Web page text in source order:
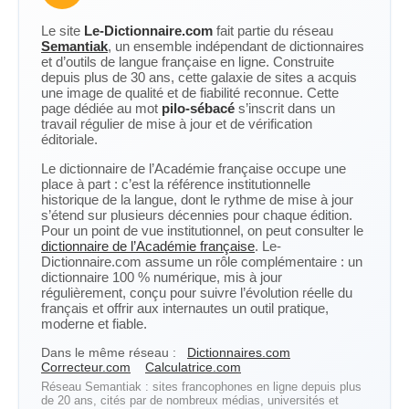
Le site Le-Dictionnaire.com fait partie du réseau
Semantiak, un ensemble indépendant de dictionnaires
et d’outils de langue française en ligne. Construite
depuis plus de 30 ans, cette galaxie de sites a acquis
une image de qualité et de fiabilité reconnue. Cette
page dédiée au mot pilo-sébacé s’inscrit dans un
travail régulier de mise à jour et de vérification
éditoriale.
Le dictionnaire de l’Académie française occupe une
place à part : c’est la référence institutionnelle
historique de la langue, dont le rythme de mise à jour
s’étend sur plusieurs décennies pour chaque édition.
Pour un point de vue institutionnel, on peut consulter le
dictionnaire de l’Académie française. Le-
Dictionnaire.com assume un rôle complémentaire : un
dictionnaire 100 % numérique, mis à jour
régulièrement, conçu pour suivre l’évolution réelle du
français et offrir aux internautes un outil pratique,
moderne et fiable.
Dans le même réseau :
Dictionnaires.com
Correcteur.com
Calculatrice.com
Réseau Semantiak : sites francophones en ligne depuis plus
de 20 ans, cités par de nombreux médias, universités et